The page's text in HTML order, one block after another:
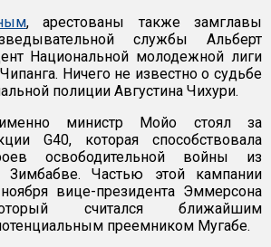
, арестованы также замглавы
службы Альберт
Национальной молодежной лиги
Ничего не известно о судьбе
полиции Августина Чихури.
именно министр Мойо стоял за
G40, которая способствовала
освободительной войны из
Зимбабве. Частью этой кампании
вице-президента Эммерсона
считался ближайшим
преемником Мугабе.